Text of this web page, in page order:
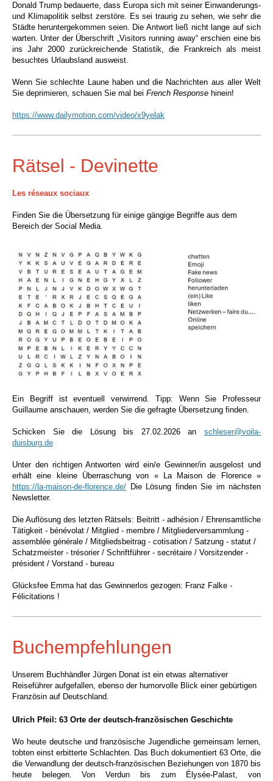
Donald Trump bedauerte, dass Europa sich mit seiner Einwanderungs-
und Klimapolitik selbst zerstöre. Es sei traurig zu sehen, wie sehr die
Städte heruntergekommen seien. Die Antwort ließ nicht lange auf sich
warten. Unter der Überschrift „Visitors running away“ erschien eine bis
ins Jahr 2000 zurückreichende Statistik, die Frankreich als meist
besuchtes Urlaubsland ausweist.
Wenn Sie schlechte Laune haben und die Nachrichten aus aller Welt
Sie deprimieren, schauen Sie mal bei French Response hinein!
https://www.dailymotion.com/video/x9yelak
Rätsel - Devinette
Les réseaux sociaux
Finden Sie die Übersetzung für einige gängige Begriffe aus dem
Bereich der Social Media.
Ein Begriff ist eventuell verwirrend. Tipp: Wenn Sie Professeur
Guillaume anschauen, werden Sie die gefragte Übersetzung finden.
Schicken Sie die Lösung bis 27.02.2026anschleser@voila-
duisburg.de
Unter den richtigen Antworten wird ein/e Gewinner/in ausgelost und
erhält eine kleine Überraschung von « La Maison de Florence »
https://la-maison-de-florence.de/ Die Lösung finden Sie im nächsten
Newsletter.
Die Auflösung des letzten Rätsels: Beitritt - adhésion / Ehrensamtliche
Tätigkeit - bénévolat / Mitglied - membre / Mitgliederversammlung -
assemblée générale / Mitgliedsbeitrag - cotisation / Satzung - statut /
Schatzmeister - trésorier / Schriftführer - secrétaire / Vorsitzender -
président / Vorstand - bureau
Glücksfee Emma hat das Gewinnerlos gezogen: Franz Falke -
Félicitations !
Buchempfehlungen
Unserem Buchhändler Jürgen Donat ist ein etwas alternativer
Reiseführer aufgefallen, ebenso der humorvolle Blick einer gebürtigen
Französin auf Deutschland.
Ulrich Pfeil: 63 Orte der deutsch-französischen Geschichte
Wo heute deutsche und französische Jugendliche gemeinsam lernen,
tobten einst erbitterte Schlachten. Das Buch dokumentiert 63 Orte, die
die Verwandlung der deutsch-französischen Beziehungen von 1870 bis
heute belegen. Von Verdun bis zum Élysée-Palast, von